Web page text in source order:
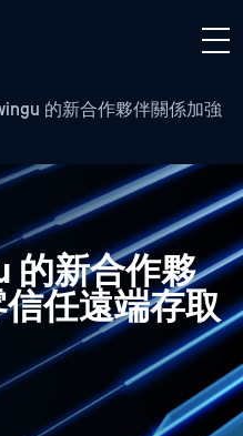
的新合作夥伴關係加強
的新合作夥
任遠端存取